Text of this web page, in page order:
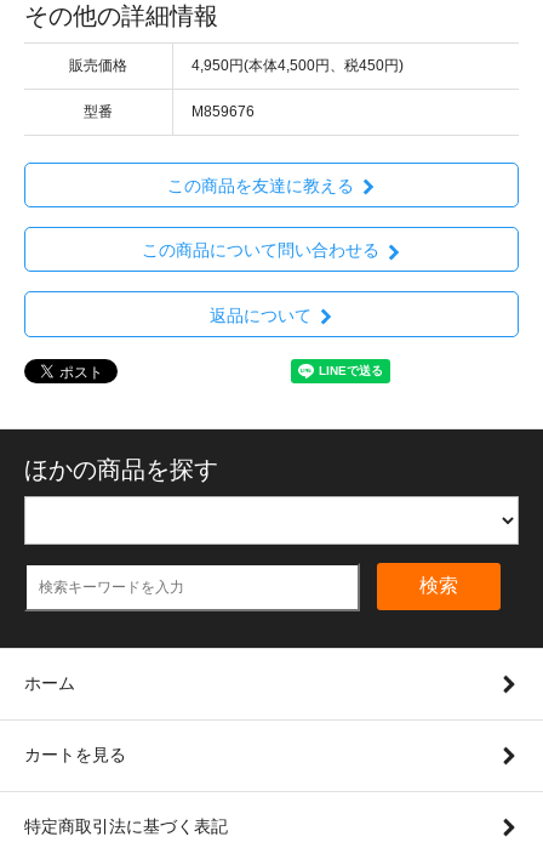
その他の詳細情報
販売価格 4,950円(本体4,500円、税450円)
型番 M859676
この商品を友達に教える
この商品について問い合わせる
返品について
ほかの商品を探す
検索
ホーム
カートを見る
特定商取引法に基づく表記